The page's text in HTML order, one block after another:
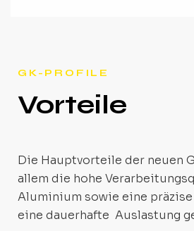
GK-PROFILE
Vorteile
Die Hauptvorteile der neuen
allem die hohe
Aluminium sowie eine
eine dauerhafte Auslastung